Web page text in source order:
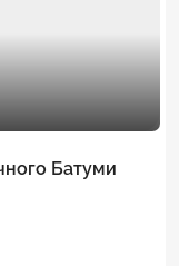
Батуми